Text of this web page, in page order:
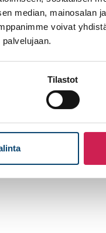
median, mainosalan
voivat
Tilastot
myös
Lisäksi
pysyvät
palveluihimme